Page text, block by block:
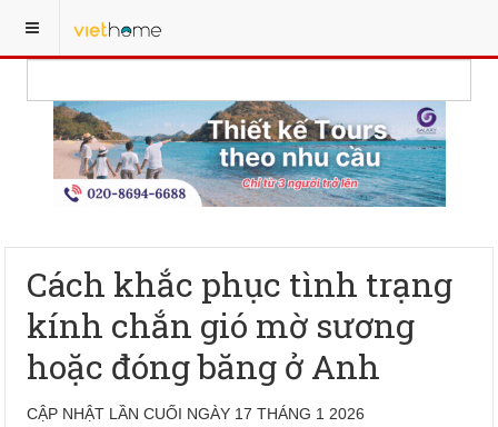
Cách khắc phục tình trạng
kính chắn gió mờ sương
hoặc đóng băng ở Anh
CẬP NHẬT LẦN CUỐI NGÀY 17 THÁNG 1 2026